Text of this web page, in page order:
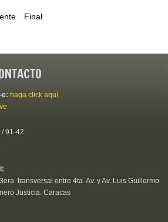
Final
e: haga click aquí
91-42
transversal entre 4ta. Av. y Av. Luis Guillermo
Justicia. Caracas